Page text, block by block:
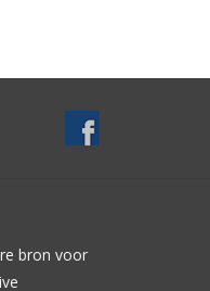
bron voor